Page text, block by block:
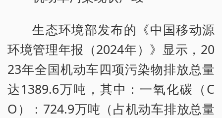
生态环境部发布的《中国移动源
环境管理年报（2024年）》显示，20
23年全国机动车四项污染物排放总量
达1389.6万吨，其中：一氧化碳（C
O）：724.9万吨（占机动车排放总量